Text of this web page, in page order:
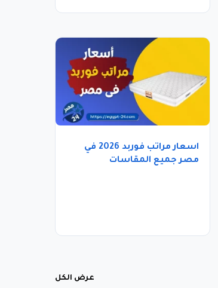
اسعار مراتب فوربد 2026 في
مصر جميع المقاسات
عرض الكل